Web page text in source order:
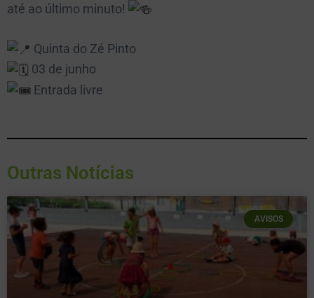
até ao último minuto!
Quinta do Zé Pinto
03 de junho
Entrada livre
Outras Notícias
AVISOS